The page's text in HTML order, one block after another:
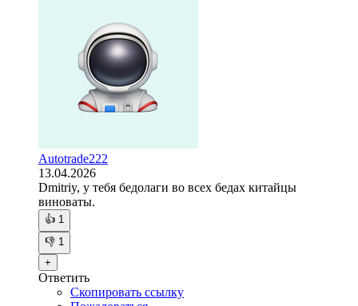
Autotrade222
13.04.2026
Dmitriy, у тебя бедолаги во всех бедах китайцы
виноваты.
👍 1
👎 1
+
Ответить
Скопировать ссылку